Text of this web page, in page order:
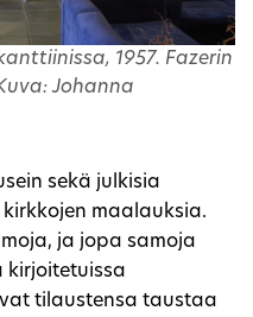
1957. Fazerin
Johanna
sekä julkisia
maalauksia.
ja jopa samoja
kirjoitetuissa
tilaustensa taustaa